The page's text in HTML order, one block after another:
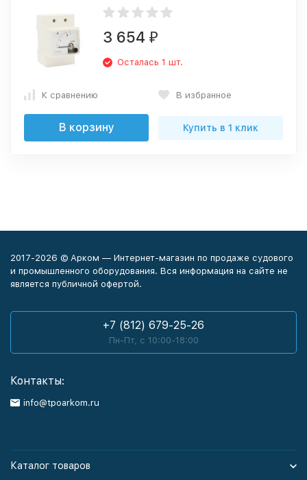
3 654 ₽
Осталась 1 шт.
К сравнению В избранное
В корзину Купить в 1 клик
2017-2026 © Арком — Интернет-магазин по продаже судового
и промышленного оборудования. Вся информация на сайте не
является публичной офертой.
+7 (812) 679-25-26
Пн-Пт, с 10:00-18:00
Контакты:
info@tpoarkom.ru
Каталог товаров